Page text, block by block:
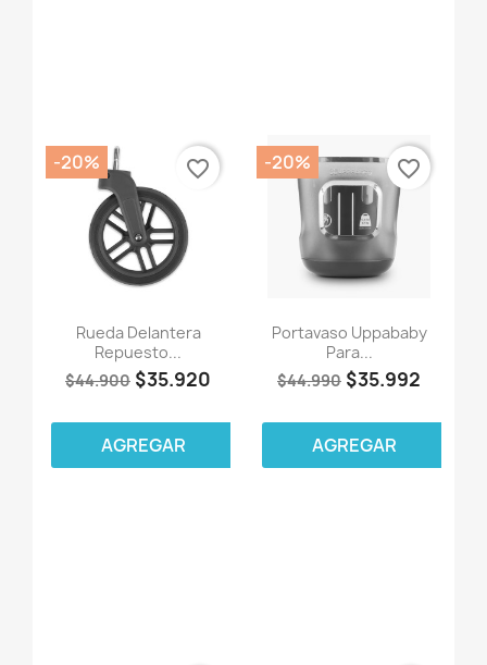
Rueda Delantera
Repuesto...
$44.900 $35.920
-20%
AGREGAR
favorite_border
Portavaso Uppababy
Para...
$44.990 $35.992
-20%
AGREGAR
favorite_border